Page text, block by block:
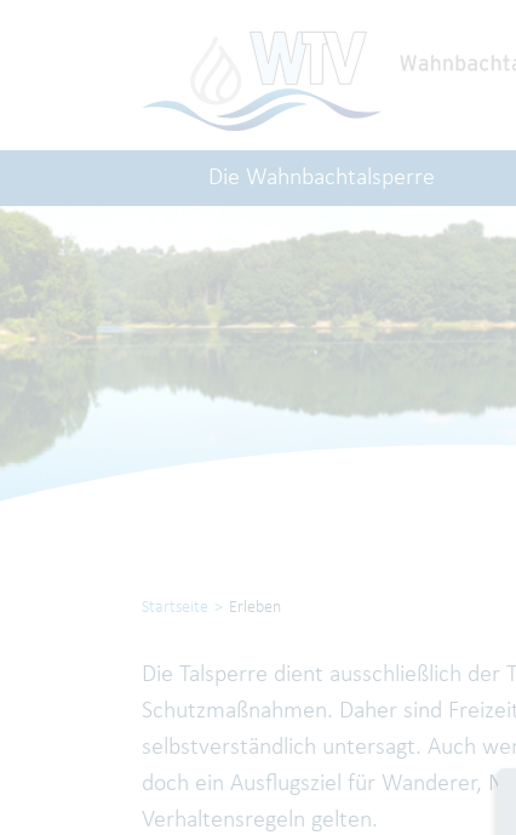
Die Wahnbachtalsperre
Startseite Erleben
Die Talsperre dient ausschließlich
Schutzmaßnahmen. Daher sind
selbstverständlich untersagt. Auch
doch ein Ausflugsziel für Wanderer,
Verhaltensregeln gelten.